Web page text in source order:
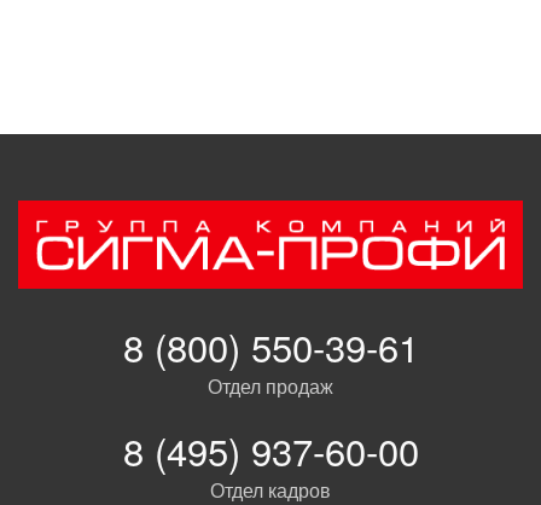
8 (800) 550-39-61
Отдел продаж
8 (495) 937-60-00
Отдел кадров